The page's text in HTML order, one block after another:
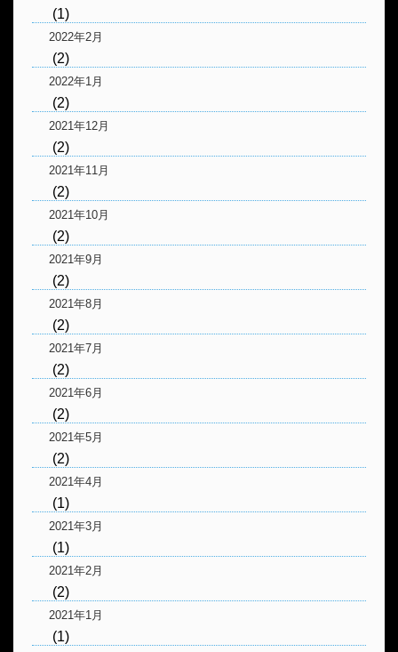
(1)
2022年2月
(2)
2022年1月
(2)
2021年12月
(2)
2021年11月
(2)
2021年10月
(2)
2021年9月
(2)
2021年8月
(2)
2021年7月
(2)
2021年6月
(2)
2021年5月
(2)
2021年4月
(1)
2021年3月
(1)
2021年2月
(2)
2021年1月
(1)